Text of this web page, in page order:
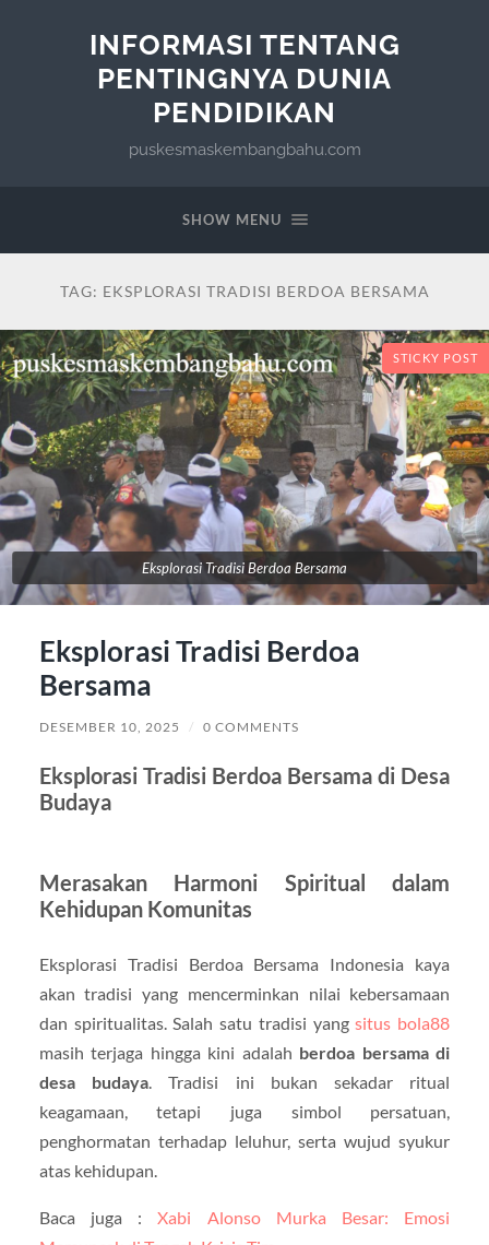
INFORMASI TENTANG
PENTINGNYA DUNIA
PENDIDIKAN
puskesmaskembangbahu.com
SHOW MENU
TAG: EKSPLORASI TRADISI BERDOA BERSAMA
STICKY POST
Eksplorasi Tradisi Berdoa Bersama
Eksplorasi Tradisi Berdoa
Bersama
DESEMBER 10, 2025 / 0 COMMENTS
Eksplorasi Tradisi Berdoa Bersama di Desa
Budaya
Merasakan Harmoni Spiritual dalam
Kehidupan Komunitas
Eksplorasi Tradisi Berdoa Bersama Indonesia kaya
akan tradisi yang mencerminkan nilai kebersamaan
dan spiritualitas. Salah satu tradisi yangsitus bola88
masih terjaga hingga kini adalah berdoa bersama di
desa budaya . Tradisi ini bukan sekadar ritual
keagamaan, tetapi juga simbol persatuan,
penghormatan terhadap leluhur, serta wujud syukur
atas kehidupan.
Baca juga :Xabi Alonso Murka Besar: Emosi